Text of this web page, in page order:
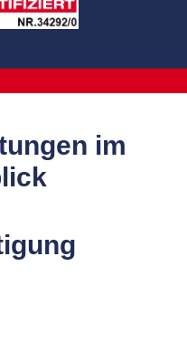
im